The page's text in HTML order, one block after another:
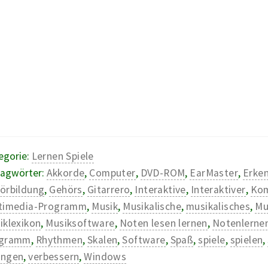
Lernen Spiele
Akkorde, Computer, DVD-ROM, EarMaster,
, Gehörs, Gitarrero, Interaktive, Interaktiver,
Programm, Musik, Musikalische, musikalisches,
, Musiksoftware, Noten lesen lernen,
, Rhythmen,Skalen,Software,Spaß,spiele,spielen,
,verbessern,Windows